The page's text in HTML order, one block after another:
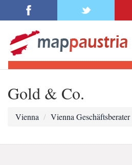
Gold & Co.
Vienna Vienna Geschäftsberater